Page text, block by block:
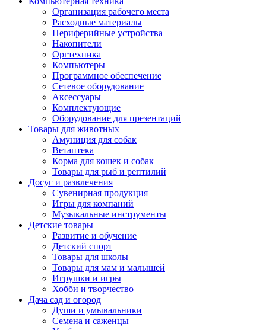
Организация рабочего места
Расходные материалы
Периферийные устройства
Накопители
Оргтехника
Компьютеры
Программное обеспечение
Сетевое оборудование
Аксессуары
Комплектующие
Оборудование для презентаций
Товары для животных
Амуниция для собак
Ветаптека
Корма для кошек и собак
Товары для рыб и рептилий
Досуг и развлечения
Сувенирная продукция
Игры для компаний
Музыкальные инструменты
Детские товары
Развитие и обучение
Детский спорт
Товары для школы
Товары для мам и малышей
Игрушки и игры
Хобби и творчество
Дача сад и огород
Души и умывальники
Семена и саженцы